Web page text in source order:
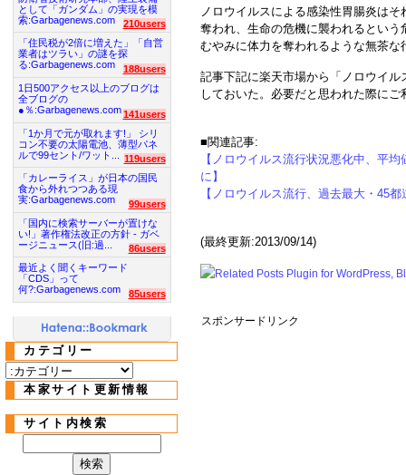
ノロウイルスによる感染性胃腸炎は
奪われ、生命の危機に襲われるとい
むやみに体力を奪われるような無茶
記事下記に楽天市場から「ノロウイ
しておいた。必要だと思われた際に
■関連記事:
【ノロウイルス流行状況悪化中、平
に】
【ノロウイルス流行、過去最大・45
(最終更新:2013/09/14)
スポンサードリンク
として「ガンダム」の実現を模
索:Garbagenews.com
210users
「住民税が2倍に増えた」「自営
業者はツラい」の謎を探
る:Garbagenews.com
188users
1日500アクセス以上のブログは
全ブログの
●％:Garbagenews.com 141users
「1か月で元が取れます!」 シリ
コン不要の太陽電池、薄型パネ
ルで99セント/ワット...
119users
「カレーライス」が日本の国民
食から外れつつある現
実:Garbagenews.com
99users
「国内に検索サーバーが置けな
い!」著作権法改正の方針 - ガベ
ージニュース(旧:過...
86users
最近よく聞くキーワード
「CDS」って
何?:Garbagenews.com
85users
カテゴリー
本家サイト更新情報
サイト内検索